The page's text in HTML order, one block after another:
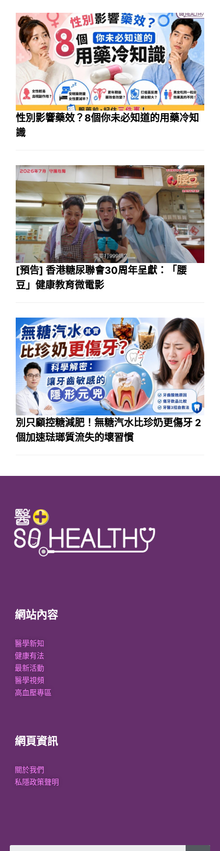
性別影響藥效？8個你未必知道的用藥冷知
識
[預告] 香港糖尿聯會30周年呈獻：「腰
豆」健康教育微電影
別只顧控糖減肥！無糖汽水比珍奶更傷牙 2
個加速琺瑯質流失的壞習慣
網站內容
醫學新知
健康有法
最新活動
醫學視頻
高血壓專區
網頁資訊
關於我們
私隱政策聲明